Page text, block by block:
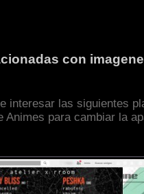
con
interesar las siguientes
Animes para cambiar la